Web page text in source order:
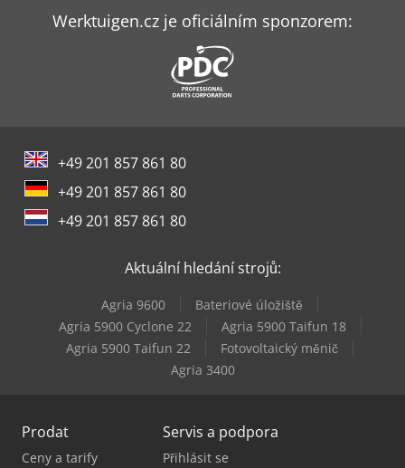
Atlas Copco Ga 5
Atlas Copco Ga 75 Vsd
Atlas Copco Ga 90
Atlas Copco Ga 90 Vsd (+)
Atlas Copco Lf 3
Atlas Copco Xas
Werktuigen.cz je oficiálním sponzorem:
+49 201 857 861 80
+49 201 857 861 80
+49 201 857 861 80
Aktuální hledání strojů:
Agria 9600
Bateriové úložiště
Agria 5900 Cyclone 22
Agria 5900 Taifun 18
Agria 5900 Taifun 22
Fotovoltaický měnič
Agria 3400
Prodat
Ceny a tarify
Servis a podpora
Přihlásit se